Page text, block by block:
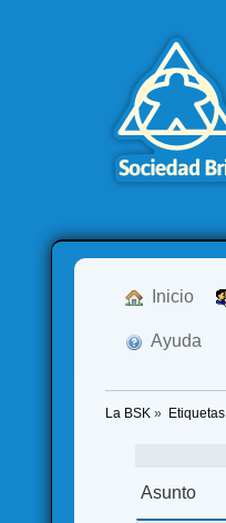
Inicio
Ayuda
La BSK » Etiquetas
Asunto